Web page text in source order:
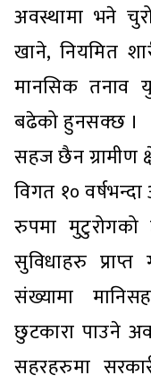
अवस्थामा भने
खाने, नियमित
मानसिक तनाव
बढेको हुनसक्छ ।
सहज छैन ग्रामीण
विगत १०
रुपमा
सुविधाहरु
संख्यामा
छुटकारा पाउने
सहरहरुमा